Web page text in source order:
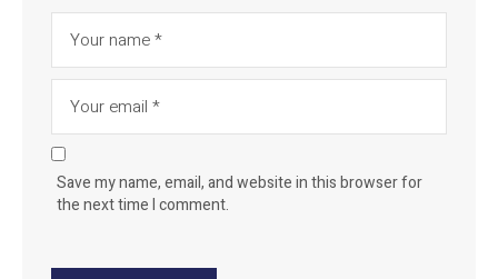
Save my name, email, and website in this browser for
the next time I comment.